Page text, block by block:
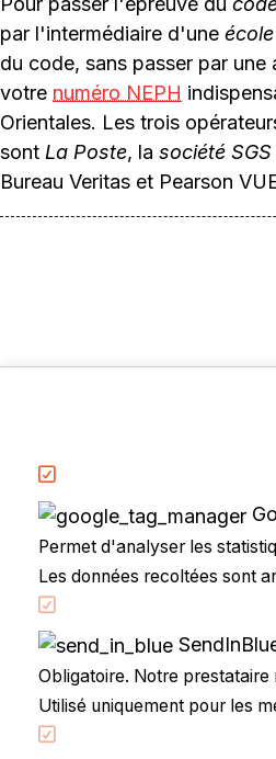
par l'intermédiaire d'une
du code, sans passer par
votre numéro NEPH
Orientales. Les trois
sont La Poste, la société SGS
Bureau Veritas et Pearson
Accueil
Partenaires
Permis à points
CandidatLibre.net
Permet d'analyser les
Les données recoltées sont
Obligatoire. Notre
Utilisé uniquement pour les